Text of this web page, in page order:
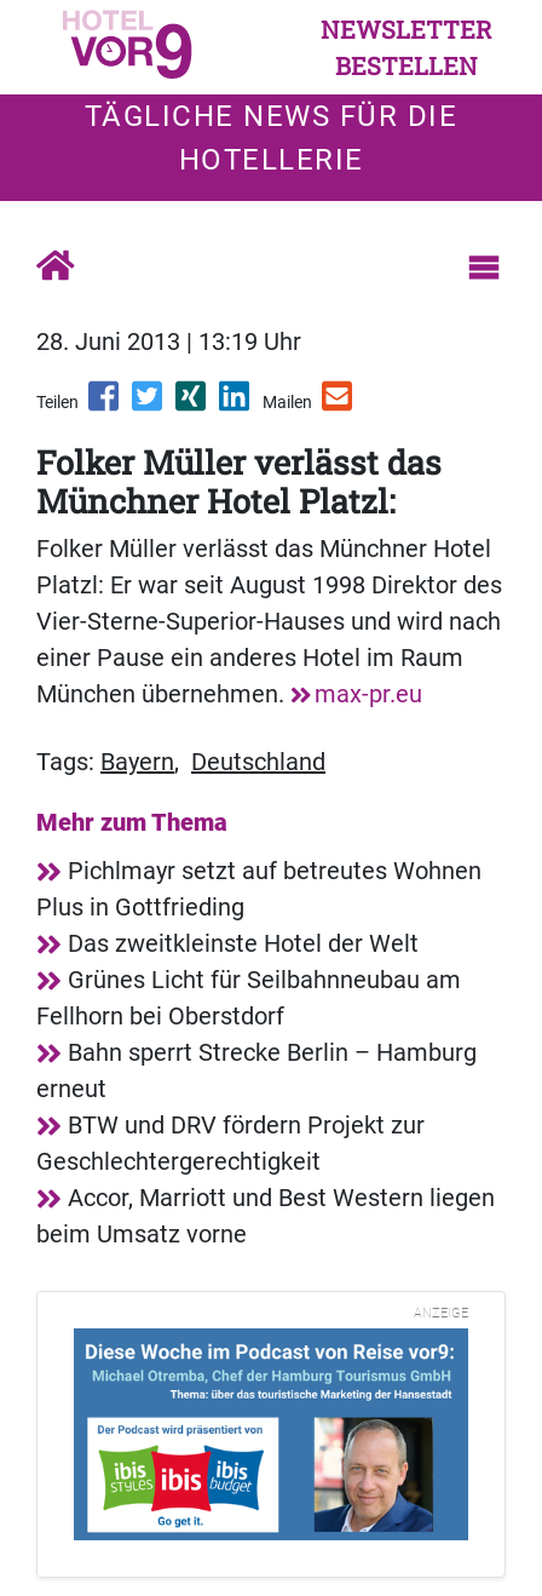
NEWSLETTER
BESTELLEN
TÄGLICHE NEWS FÜR DIE
HOTELLERIE
28. Juni 2013 | 13:19 Uhr
Teilen Mailen
Folker Müller verlässt das
Münchner Hotel Platzl:
Folker Müller verlässt das Münchner Hotel
Platzl: Er war seit August 1998 Direktor des
Vier-Sterne-Superior-Hauses und wird nach
einer Pause ein anderes Hotel im Raum
München übernehmen.
max-pr.eu
Tags: Bayern, Deutschland
Mehr zum Thema
Pichlmayr setzt auf betreutes Wohnen
Plus in Gottfrieding
Das zweitkleinste Hotel der Welt
Grünes Licht für Seilbahnneubau am
Fellhorn bei Oberstdorf
Bahn sperrt Strecke Berlin – Hamburg
erneut
BTW und DRV fördern Projekt zur
Geschlechtergerechtigkeit
Accor, Marriott und Best Western liegen
beim Umsatz vorne
ANZEIGE